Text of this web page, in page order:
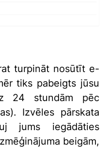
turpināt nosūtīt e-
tiks pabeigts jūsu
24 stundām pēc
Izvēles pārskata
jums iegādāties
beigām,